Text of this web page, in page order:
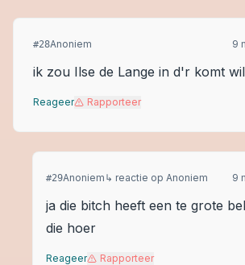
#28Anoniem 9
ik zou Ilse de Lange in d'r komt
Reageer Rapporteer
#29Anoniem ↳ reactie op Anoniem 9
ja die bitch heeft een te grote
die hoer
Reageer Rapporteer